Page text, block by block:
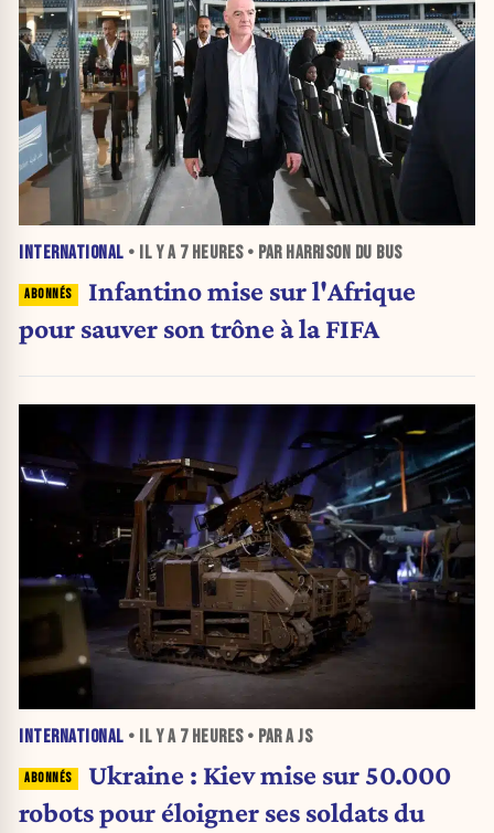
INTERNATIONAL • IL Y A 7 HEURES• PAR HARRISON DU BUS
Infantino mise sur l'Afrique
pour sauver son trône à la FIFA
INTERNATIONAL • IL Y A 7 HEURES• PAR A JS
Ukraine : Kiev mise sur 50.000
robots pour éloigner ses soldats du